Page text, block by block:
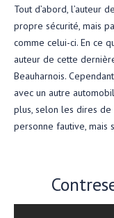
Tout d’abord, l’auteur
propre sécurité, mais
comme celui-ci. En ce
auteur de cette
Beauharnois.
avec un autre
plus, selon les dires de
personne fautive, mais